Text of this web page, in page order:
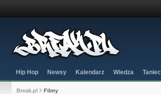
Hip Hop Newsy Kalendarz Wiedza Taniec
Break.pl Filmy